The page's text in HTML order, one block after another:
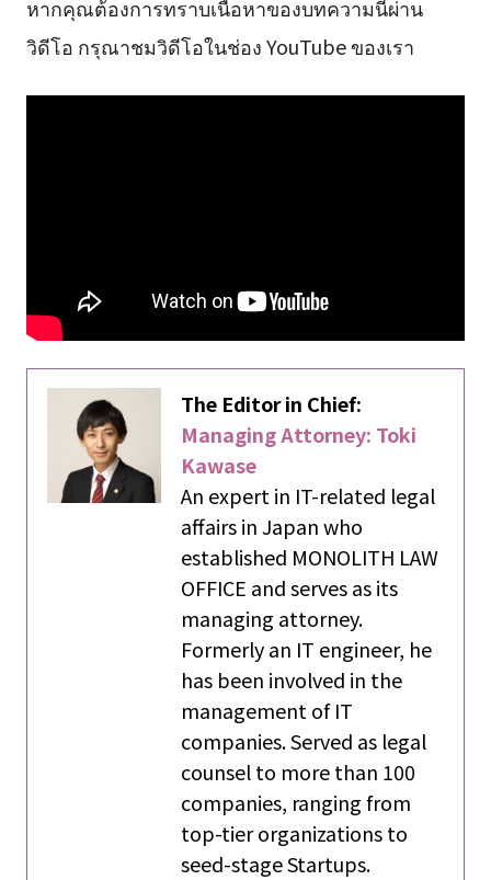
หากคุณต้องการทราบเนื้อหาของบทความนี้ผ่าน
วิดีโอ กรุณาชมวิดีโอในช่อง YouTube ของเรา
The Editor in Chief:
Managing Attorney: Toki
Kawase
An expert in IT-related legal
affairs in Japan who
established MONOLITH LAW
OFFICE and serves as its
managing attorney.
Formerly an IT engineer, he
has been involved in the
management of IT
companies. Served as legal
counsel to more than 100
companies, ranging from
top-tier organizations to
seed-stage Startups.